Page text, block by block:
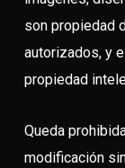
son propiedad
autorizados, y
propiedad
Queda
modificación